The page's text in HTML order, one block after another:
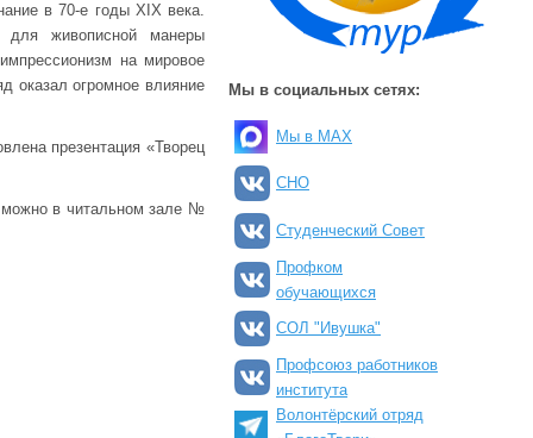
в 70-е годы XIX века.
живописной манеры
на мировое
оказал огромное влияние
презентация «Творец
можно в читальном зале №
Мы в социальных сетях:
Мы в MAX
СНО
Студенческий Совет
Профком
обучающихся
СОЛ "Ивушка"
Профсоюз работников
института
Волонтёрский отряд